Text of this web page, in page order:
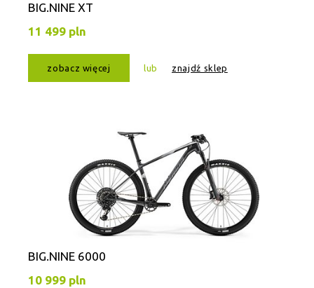
BIG.NINE XT
11 499 pln
zobacz więcej lub znajdź sklep
BIG.NINE 6000
10 999 pln